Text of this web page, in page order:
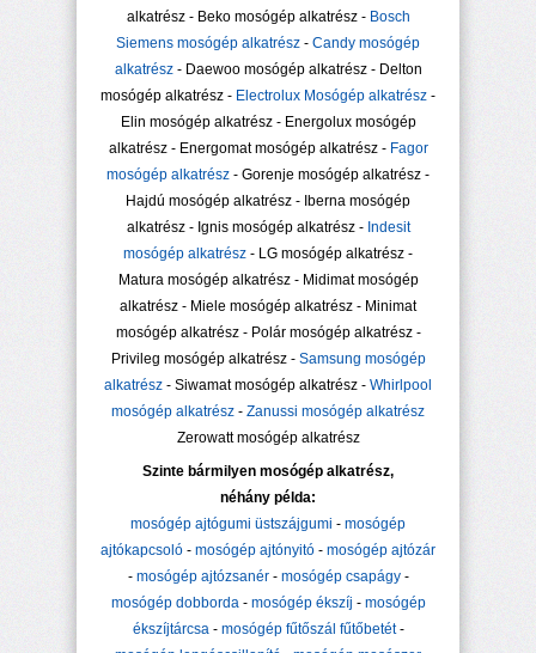
alkatrész - Beko mosógép alkatrész - Bosch
Siemens mosógép alkatrész - Candy mosógép
alkatrész- Daewoo mosógép alkatrész - Delton
mosógép alkatrész - Electrolux Mosógép alkatrész -
Elin mosógép alkatrész - Energolux mosógép
alkatrész - Energomat mosógép alkatrész - Fagor
mosógép alkatrész - Gorenje mosógép alkatrész -
Hajdú mosógép alkatrész - Iberna mosógép
alkatrész - Ignis mosógép alkatrész - Indesit
mosógép alkatrész - LG mosógép alkatrész -
Matura mosógép alkatrész - Midimat mosógép
alkatrész - Miele mosógép alkatrész - Minimat
mosógép alkatrész - Polár mosógép alkatrész -
Privileg mosógép alkatrész - Samsung mosógép
alkatrész - Siwamat mosógép alkatrész - Whirlpool
mosógép alkatrész - Zanussi mosógép alkatrész
Zerowatt mosógép alkatrész
Szinte bármilyen mosógép alkatrész,
néhány példa:
mosógép ajtógumi üstszájgumi - mosógép
ajtókapcsoló - mosógép ajtónyitó - mosógép ajtózár
- mosógép ajtózsanér- mosógép csapágy-
mosógép dobborda- mosógép ékszíj - mosógép
ékszíjtárcsa- mosógép fűtőszál fűtőbetét-